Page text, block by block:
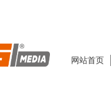
网站首页